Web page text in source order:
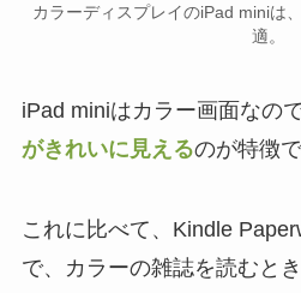
カラーディスプレイのiPad miniは
適。
iPad miniはカラー画面なので
がきれいに見えるのが特徴で
これに比べて、Kindle
で、カラーの雑誌を読むと